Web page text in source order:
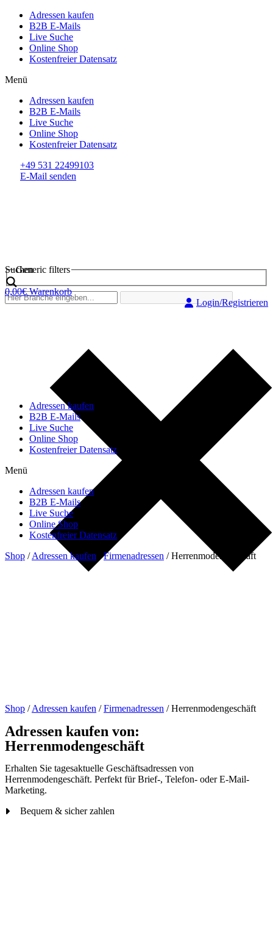
Adressen kaufen
B2B E-Mails
Live Suche
Online Shop
Kostenfreier Datensatz
Menü
Adressen kaufen
B2B E-Mails
Live Suche
Online Shop
Kostenfreier Datensatz
+49 531 22499103
E-Mail senden
Suchen
Generic filters
0,00€ Warenkorb
Login/Registrieren
Adressen kaufen
B2B E-Mails
Live Suche
Online Shop
Kostenfreier Datensatz
Menü
Adressen kaufen
B2B E-Mails
Live Suche
Online Shop
Kostenfreier Datensatz
Shop /Adressen kaufen /Firmenadressen /Herrenmodengeschäft
Shop /Adressen kaufen /Firmenadressen /Herrenmodengeschäft
Adressen kaufen von:
Herrenmodengeschäft
Erhalten Sie tagesaktuelle Geschäftsadressen von
Herrenmodengeschäft. Perfekt für Brief-, Telefon- oder E-Mail-
Marketing.
Bequem & sicher zahlen